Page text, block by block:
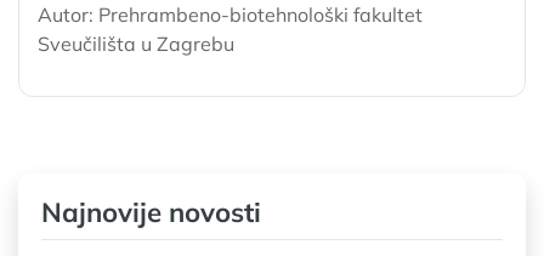
Autor: Prehrambeno-biotehnološki fakultet
Sveučilišta u Zagrebu
Najnovije novosti